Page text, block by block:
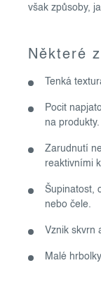
však způsoby,
Některé
Tenká
Pocit
na produkty.
Zarudnutí
reaktivními
Šupinatost,
nebo čele.
Vznik skvrn
Malé